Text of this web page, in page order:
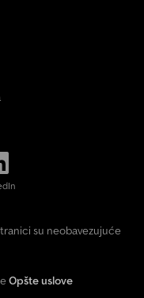
su neobavezujuće
Opšte uslove